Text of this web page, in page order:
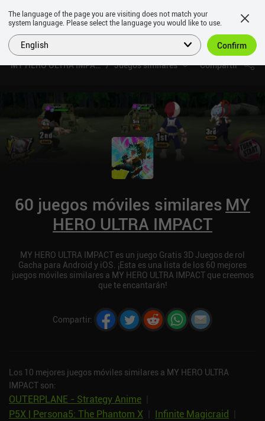
MY HERO ULTRA IMPACT Juegos similares Compartir
60 juegos móviles similares MY
HERO ULTRA IMPACT
MY HERO ULTRA IMPACT es un juego Gratis 3D Juegos de rol
Gacha para Android y iOS. ¡Esta es una lista de los 60 mejores
juegos móviles similares a MY HERO ULTRA IMPACT que creemos
que te encantarán!
Compartir:
Los 10 mejores juegos móviles similares a MY HERO ULTRA
IMPACT son:
OUTERPLANE - Strategy Anime
P5X | Persona5: The Phantom X
Infinite Magicraid
The language of the page you are visiting does not match your
system language. Please select the language you would like to use.
English Confirm